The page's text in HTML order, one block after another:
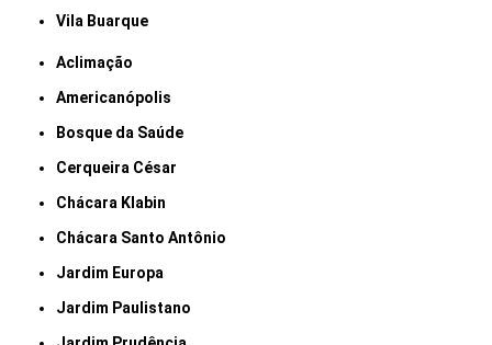
Vila Buarque
Aclimação
Americanópolis
Bosque da Saúde
Cerqueira César
Chácara Klabin
Chácara Santo Antônio
Jardim Europa
Jardim Paulistano